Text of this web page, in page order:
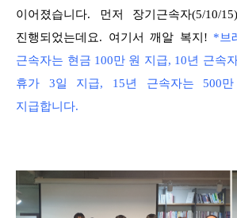
이어졌습니다. 먼저 장기근속자(5/10/
진행되었는데요. 여기서 깨알 복지! *브
근속자는 현금 100만 원 지급, 10년 근속
휴가 3일 지급, 15년 근속자는 500
지급합니다.